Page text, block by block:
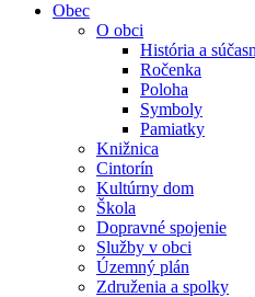
Obec
O obci
História a
Ročenka
Poloha
Symboly
Pamiatky
Knižnica
Cintorín
Kultúrny dom
Škola
Dopravné spojenie
Služby v obci
Územný plán
Združenia a spolky